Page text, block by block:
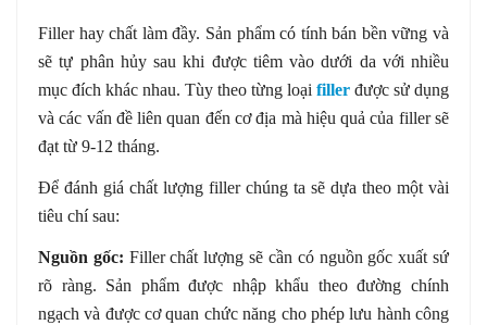
Filler hay chất làm đầy. Sản phẩm có tính bán bền vững và
sẽ tự phân hủy sau khi được tiêm vào dưới da với nhiều
mục đích khác nhau. Tùy theo từng loại filler được sử dụng
và các vấn đề liên quan đến cơ địa mà hiệu quả của filler sẽ
đạt từ 9-12 tháng.
Để đánh giá chất lượng filler chúng ta sẽ dựa theo một vài
tiêu chí sau:
Nguồn gốc: Filler chất lượng sẽ cần có nguồn gốc xuất sứ
rõ ràng. Sản phẩm được nhập khẩu theo đường chính
ngạch và được cơ quan chức năng cho phép lưu hành công